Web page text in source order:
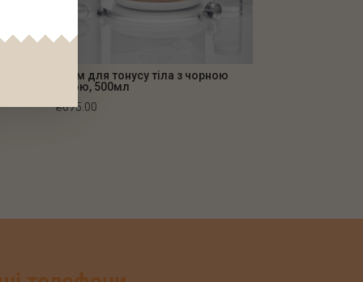
Крем для тонусу тіла з чорною
ікрою, 500мл
₴675.00